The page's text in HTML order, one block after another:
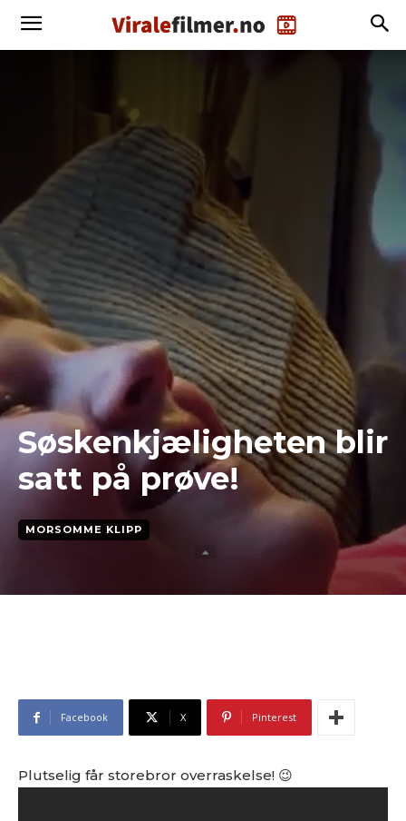
Søskenkjæligheten blir
satt på prøve!
MORSOMME KLIPP
Facebook X Pinterest
Plutselig får storebror overraskelse! 😉